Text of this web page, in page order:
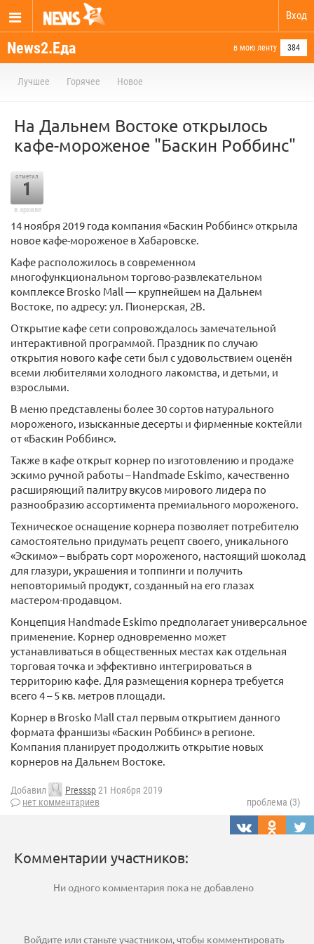
Вход
News2.Еда в мою ленту 384
Лучшее Горячее Новое
На Дальнем Востоке открылось
кафе-мороженое "Баскин Роббинс"
отметил
1
в архиве
14 ноября 2019 года компания «Баскин Роббинс» открыла
новое кафе-мороженое в Хабаровске.
Кафе расположилось в современном
многофункциональном торгово-развлекательном
комплексе Brosko Mall — крупнейшем на Дальнем
Востоке, по адресу: ул. Пионерская, 2В.
Открытие кафе сети сопровождалось замечательной
интерактивной программой. Праздник по случаю
открытия нового кафе сети был с удовольствием оценён
всеми любителями холодного лакомства, и детьми, и
взрослыми.
В меню представлены более 30 сортов натурального
мороженого, изысканные десерты и фирменные коктейли
от «Баскин Роббинс».
Также в кафе открыт корнер по изготовлению и продаже
эскимо ручной работы – Handmade Eskimo, качественно
расширяющий палитру вкусов мирового лидера по
разнообразию ассортимента премиального мороженого.
Техническое оснащение корнера позволяет потребителю
самостоятельно придумать рецепт своего, уникального
«Эскимо» – выбрать сорт мороженого, настоящий шоколад
для глазури, украшения и топпинги и получить
неповторимый продукт, созданный на его глазах
мастером-продавцом.
Концепция Handmade Eskimo предполагает универсальное
применение. Корнер одновременно может
устанавливаться в общественных местах как отдельная
торговая точка и эффективно интегрироваться в
территорию кафе. Для размещения корнера требуется
всего 4 – 5 кв. метров площади.
Корнер в Brosko Mall стал первым открытием данного
формата франшизы «Баскин Роббинс» в регионе.
Компания планирует продолжить открытие новых
корнеров на Дальнем Востоке.
Добавил Presssp21 Ноября 2019
нет комментариев
проблема (3)
Комментарии участников:
Ни одного комментария пока не добавлено
Войдите илистаньте участником, чтобы комментировать